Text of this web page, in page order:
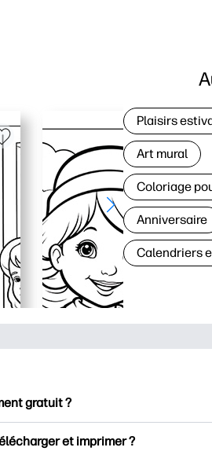
Plaisirs
Art mural
Coloriage
Anniversaire
Calendriers
gratuit ?
et imprimer ?